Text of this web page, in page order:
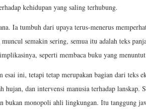
kehidupan yang saling terhubung.
Ia tumbuh dari upaya terus-menerus
semakin sering, semua itu adalah teks
seperti membaca buku yang
ini, tetapi tetap merupakan bagian dari teks
dan intervensi manusia terhadap
monopoli ahli lingkungan. Itu tanggung